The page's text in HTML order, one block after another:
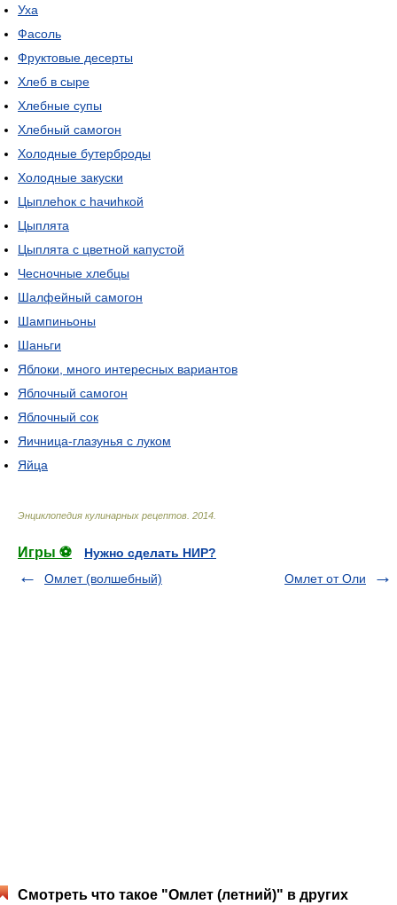
Уха
Фасоль
Фруктовые десерты
Хлеб в сыре
Хлебные супы
Хлебный самогон
Холодные бутерброды
Холодные закуски
Цыплеhок с hачиhкой
Цыплята
Цыплята с цветной капустой
Чесночные хлебцы
Шалфейный самогон
Шампиньоны
Шаньги
Яблоки, много интересных вариантов
Яблочный самогон
Яблочный сок
Яичница-глазунья с луком
Яйца
Энциклопедия кулинарных рецептов 2014
Игры ⚽
Нужно сделать НИР?
Омлет (волшебный)
Омлет от Оли
Смотреть что такое "Омлет (летний)" в других